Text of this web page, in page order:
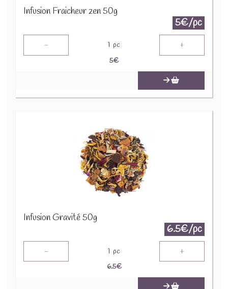
Infusion Fraicheur zen 50g
5€/pc
- 1 pc +
5€
Infusion Gravité 50g
6.5€/pc
- 1 pc +
6.5€